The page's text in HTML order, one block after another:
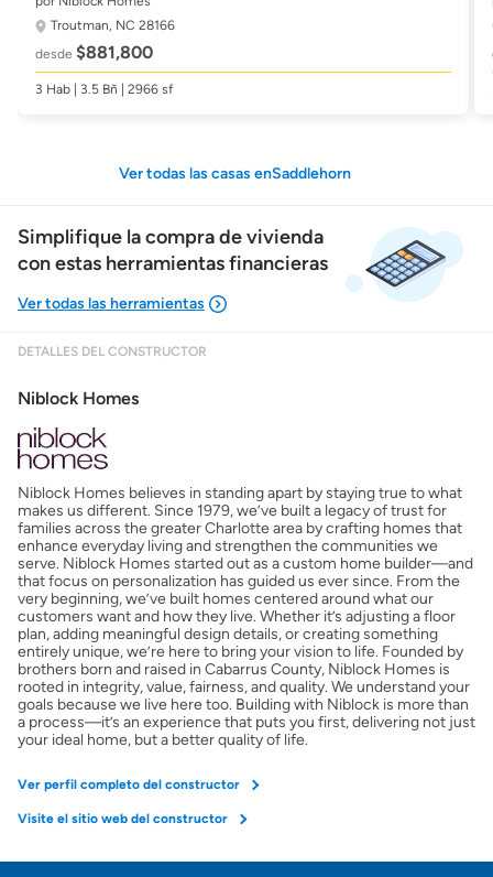
Troutman, NC 28166
desde $881,800
3 Hab | 3.5 Bñ | 2966 sf
Ver todas las casas enSaddlehorn
Simplifique la compra de vivienda
con estas herramientas financieras
Obtener mi puntaje de crédito
Calcular mi hipoteca
Obtener Aprobación Previa
Preparar mi casa para la venta
Seguro de propietarios
Obtener ofertas por mi casa
DETALLES DEL CONSTRUCTOR
Niblock Homes
Niblock Homes believes in standing apart by staying true to what
makes us different. Since 1979, we’ve built a legacy of trust for
families across the greater Charlotte area by crafting homes that
enhance everyday living and strengthen the communities we
serve. Niblock Homes started out as a custom home builder—and
that focus on personalization has guided us ever since. From the
very beginning, we’ve built homes centered around what our
customers want and how they live. Whether it’s adjusting a floor
plan, adding meaningful design details, or creating something
entirely unique, we’re here to bring your vision to life. Founded by
brothers born and raised in Cabarrus County, Niblock Homes is
rooted in integrity, value, fairness, and quality. We understand your
goals because we live here too. Building with Niblock is more than
a process—it’s an experience that puts you first, delivering not just
your ideal home, but a better quality of life.
Ver perfil completo del constructor
Visite el sitio web del constructor